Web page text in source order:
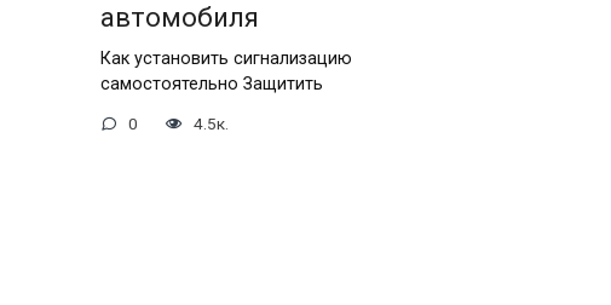
автомобиля
Как установить сигнализацию
самостоятельно Защитить
0 4.5к.